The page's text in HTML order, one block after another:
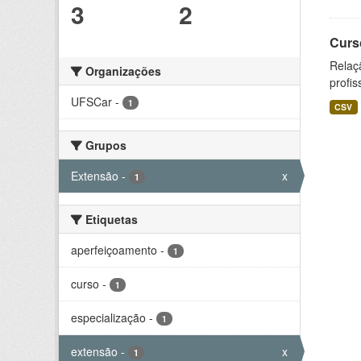
3 2
Organizações
UFSCar - 1
Grupos
Extensão - 1 x
Etiquetas
aperfeiçoamento - 1
curso - 1
especialização - 1
extensão - 1 x
CSV